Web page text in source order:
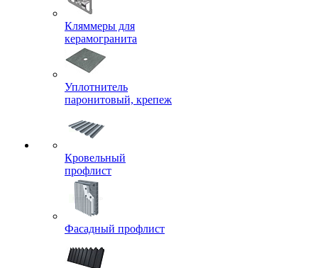
Кляммеры для
керамогранита
Уплотнитель
паронитовый, крепеж
Кровельный
профлист
Фасадный профлист